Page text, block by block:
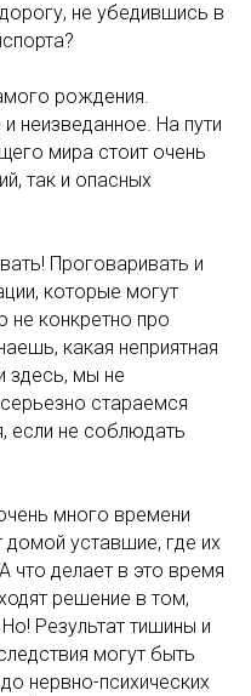
не убедившись в
рождения.
неизведанное. На пути
мира стоит очень
так и опасных
Проговаривать и
которые могут
не конкретно про
какая неприятная
здесь, мы не
стараемся
если не соблюдать
много времени
домой уставшие, где их
что делает в это время
решение в том,
Результат тишины и
могут быть
нервно-психических